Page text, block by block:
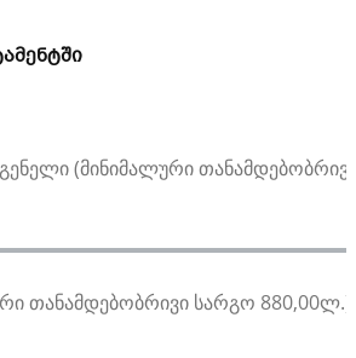
(მინიმალური
თანამდებობრივი სარგო